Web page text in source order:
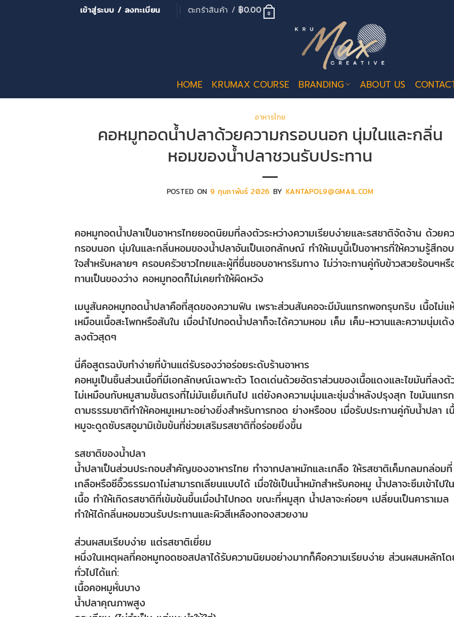
เข้าสู่ระบบ / ลงทะเบียน ตะกร้าสินค้า / ฿0.00 0
HOME KRUMAX COURSE BRANDING ABOUT US
อาหารไทย
คอหมูทอดน้ำปลาด้วยความกรอบนอก นุ่มในและกลิ่น
หอมของน้ำปลาชวนรับประทาน
POSTED ON 9 กุมภาพันธ์ 2026 BY KANTAPOL9@GMAIL.COM
คอหมูทอดน้ำปลาเป็นอาหารไทยยอดนิยมที่ลงตัวระหว่างความเรียบง่ายและรสชาติจัดจ้าน ด้วยค
กรอบนอก นุ่มในและกลิ่นหอมของน้ำปลาอันเป็นเอกลักษณ์ ทำให้เมนูนี้เป็นอาหารที่ให้ความรู้สึกอ
ใจสำหรับหลายๆ ครอบครัวชาวไทยและผู้ที่ชื่นชอบอาหารริมทาง ไม่ว่าจะทานคู่กับข้าวสวยร้อนๆหรื
ทานเป็นของว่าง คอหมูทอดก็ไม่เคยทำให้ผิดหวัง
เมนูสันคอหมูทอดน้ำปลาคือที่สุดของความฟิน เพราะส่วนสันคอจะมีมันแทรกพอกรุบกริบ เนื้อไม่แ
เหมือนเนื้อสะโพกหรือสันใน เมื่อนำไปทอดน้ำปลาก็จะได้ความหอม เค็ม เค็ม-หวานและความนุ่มเด้
ลงตัวสุดๆ
นี่คือสูตรฉบับทำง่ายที่บ้านแต่รับรองว่าอร่อยระดับร้านอาหาร
คอหมูเป็นชิ้นส่วนเนื้อที่มีเอกลักษณ์เฉพาะตัว โดดเด่นด้วยอัตราส่วนของเนื้อแดงและไขมันที่ลงตั
ไม่เหมือนกับหมูสามชั้นตรงที่ไม่มันเยิ้มเกินไป แต่ยังคงความนุ่มและชุ่มฉ่ำหลังปรุงสุก ไขมันแทรก
ตามธรรมชาติทำให้คอหมูเหมาะอย่างยิ่งสำหรับการทอด ย่างหรืออบ เมื่อรับประทานคู่กับน้ำปลา เ
หมูจะดูดซับรสอูมามิเข้มข้นที่ช่วยเสริมรสชาติที่อร่อยยิ่งขึ้น
รสชาติของน้ำปลา
น้ำปลาเป็นส่วนประกอบสำคัญของอาหารไทย ทำจากปลาหมักและเกลือ ให้รสชาติเค็มกลมกล่อมที่
เกลือหรือซีอิ๊วธรรมดาไม่สามารถเลียนแบบได้ เมื่อใช้เป็นน้ำหมักสำหรับคอหมู น้ำปลาจะซึมเข้าไปใน
เนื้อ ทำให้เกิดรสชาติที่เข้มข้นขึ้นเมื่อนำไปทอด ขณะที่หมูสุก น้ำปลาจะค่อยๆ เปลี่ยนเป็นคาราเมล
ทำให้ได้กลิ่นหอมชวนรับประทานและผิวสีเหลืองทองสวยงาม
ส่วนผสมเรียบง่าย แต่รสชาติเยี่ยม
หนึ่งในเหตุผลที่คอหมูทอดซอสปลาได้รับความนิยมอย่างมากก็คือความเรียบง่าย ส่วนผสมหลักโ
ทั่วไปได้แก่:
เนื้อคอหมูหั่นบาง
น้ำปลาคุณภาพสูง